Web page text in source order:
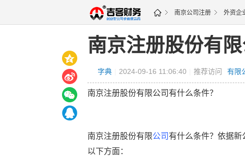
南京公司注册 外资企
南京注册股份有
字典 2024-09-16 11:06:40 推荐访问 有限
南京注册股份有限公司有什么条件？
南京注册股份有限公司有什么条件？依据新
以下方面：